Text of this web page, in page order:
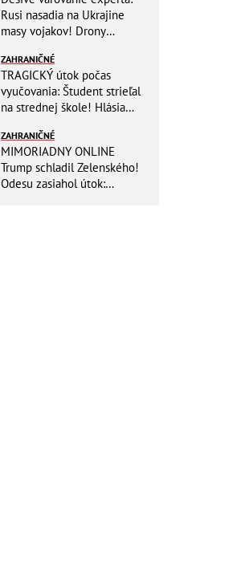
Rusi nasadia na Ukrajine
masy vojakov! Drony
ZAHRANIČNÉ
TRAGICKÝ útok počas
vyučovania: Študent strieľal
na strednej škole! Hlásia
zranených
ZAHRANIČNÉ
MIMORIADNY ONLINE
Trump schladil Zelenského!
Odesu zasiahol útok: